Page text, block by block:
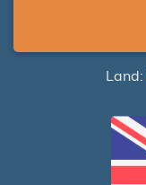
Land: